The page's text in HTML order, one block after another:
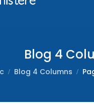
Blog 4
Blog 4 Columns